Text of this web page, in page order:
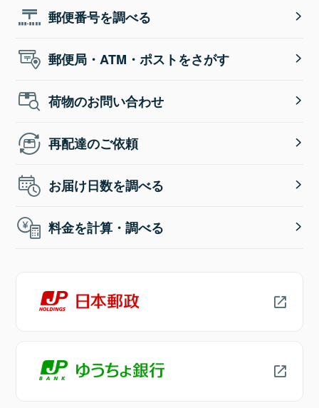
郵便番号を調べる
郵便局・ATM・ポストをさがす
荷物のお問い合わせ
再配達のご依頼
お届け日数を調べる
料金を計算・調べる